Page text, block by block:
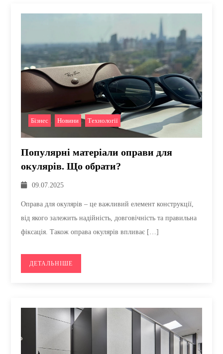
Бізнес Новини , Технології
Популярні матеріали оправи для
окулярів. Що обрати?
09.07.2025
Оправа для окулярів – це важливий елемент конструкції,
від якого залежить надійність, довговічність та правильна
фіксація. Також оправа окулярів впливає […]
ДЕТАЛЬНІШЕ